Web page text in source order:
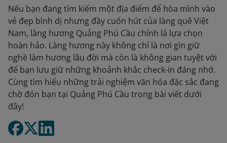
Nếu bạn đang tìm kiếm một địa điểm để hòa mình vào
vẻ đẹp bình dị nhưng đầy cuốn hút của làng quê Việt
Nam, làng hương Quảng Phú Cầu chính là lựa chọn
hoàn hảo. Làng hương này không chỉ là nơi gìn giữ
nghề làm hương lâu đời mà còn là không gian tuyệt vời
để bạn lưu giữ những khoảnh khắc check-in đáng nhớ.
Cùng tìm hiểu những trải nghiệm văn hóa đặc sắc đang
chờ đón bạn tại Quảng Phú Cầu trong bài viết dưới
đây!